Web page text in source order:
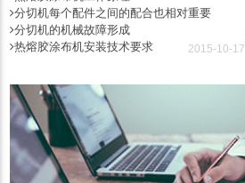
分切机每个配件之间的配合也相对重要
分切机的机械故障形成
热熔胶涂布机安装技术要求 2015-10-17